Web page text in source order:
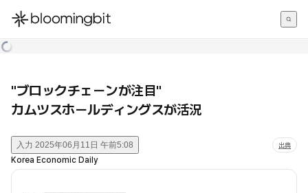
한국어
"ブロックチェーンが注目"
カムツスホールディングスが活況
入力 2025年06月11日 午前5:08 出典
Korea Economic Daily